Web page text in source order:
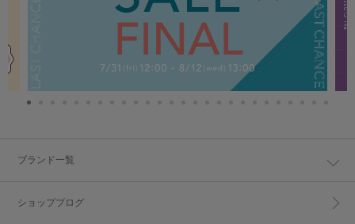
ブランド一覧
ショップブログ